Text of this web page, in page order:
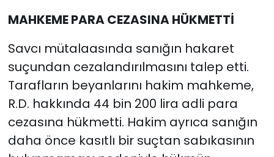
MAHKEME PARA CEZASINA HÜKMETTİ
Savcı mütalaasında sanığın hakaret
suçundan cezalandırılmasını talep etti.
Tarafların beyanlarını hakim mahkeme,
R.D. hakkında 44 bin 200 lira adli para
cezasına hükmetti. Hakim ayrıca sanığın
daha önce kasıtlı bir suçtan sabıkasının